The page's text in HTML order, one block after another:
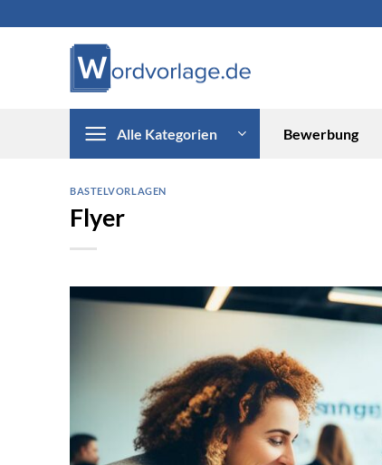
Alle Kategorien Bewerbung
BASTELVORLAGEN
Flyer